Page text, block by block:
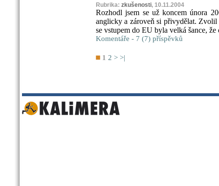
Rubrika: zkušenosti, 10.11.2004
Rozhodl jsem se už koncem února
anglicky a zároveň si přivydělat.
se vstupem do EU byla velká šance,
Komentáře - 7 (7) příspěvků
1 2 > >|